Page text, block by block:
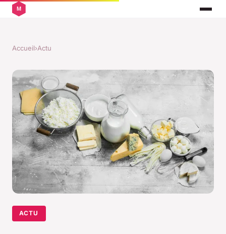
Accueil›Actu
ACTU